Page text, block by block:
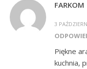
FARKOM
3
Piękne
kuchnia,